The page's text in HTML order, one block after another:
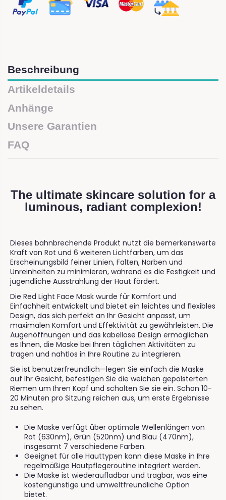
Beschreibung
Artikeldetails
Anhänge
Unsere Garantien
FAQ
The ultimate skincare solution for a
luminous, radiant complexion!
Dieses bahnbrechende Produkt nutzt die bemerkenswerte
Kraft von Rot und 6 weiteren Lichtfarben, um das
Erscheinungsbild feiner Linien, Falten, Narben und
Unreinheiten zu minimieren, während es die Festigkeit und
jugendliche Ausstrahlung der Haut fördert.
Die Red Light Face Mask wurde für Komfort und
Einfachheit entwickelt und bietet ein leichtes und flexibles
Design, das sich perfekt an Ihr Gesicht anpasst, um
maximalen Komfort und Effektivität zu gewährleisten. Die
Augenöffnungen und das kabellose Design ermöglichen
es Ihnen, die Maske bei Ihren täglichen Aktivitäten zu
tragen und nahtlos in Ihre Routine zu integrieren.
Sie ist benutzerfreundlich—legen Sie einfach die Maske
auf Ihr Gesicht, befestigen Sie die weichen gepolsterten
Riemen um Ihren Kopf und schalten Sie sie ein. Schon 10-
20 Minuten pro Sitzung reichen aus, um erste Ergebnisse
zu sehen.
Die Maske verfügt über optimale Wellenlängen von
Rot (630nm), Grün (520nm) und Blau (470nm),
insgesamt 7 verschiedene Farben.
Geeignet für alle Hauttypen kann diese Maske in Ihre
regelmäßige Hautpflegeroutine integriert werden.
Die Maske ist wiederaufladbar und tragbar, was eine
kostengünstige und umweltfreundliche Option
bietet.